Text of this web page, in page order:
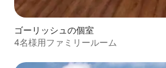
ゴーリッシュの個室
4名様用ファミリールーム